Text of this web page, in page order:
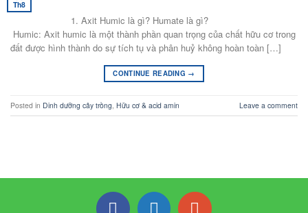
Th8
1. Axit Humic là gì? Humate là gì?
Humic: Axit humic là một thành phần quan trọng của chất hữu cơ trong
đất được hình thành do sự tích tụ và phân huỷ không hoàn toàn […]
CONTINUE READING →
Posted in Dinh dưỡng cây trồng Hữu cơ & acid amin Leave a comment